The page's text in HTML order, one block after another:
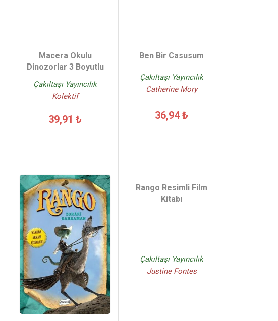
Macera Okulu
Dinozorlar 3 Boyutlu
Çakıltaşı Yayıncılık
Kolektif
39,91 ₺
Ben Bir Casusum
Çakıltaşı Yayıncılık
Catherine Mory
36,94 ₺
Rango Resimli Film
Kitabı
Çakıltaşı Yayıncılık
Justine Fontes